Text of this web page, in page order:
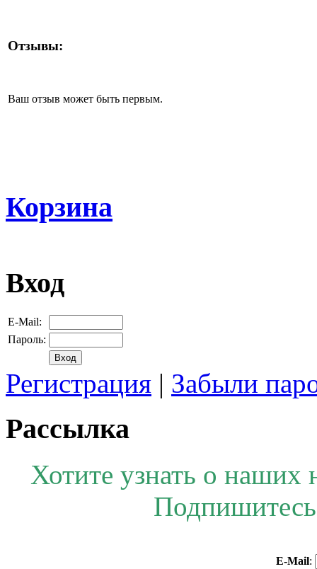
Отзывы:
Ваш отзыв может быть первым.
Корзина
Вход
E-Mail:
Пароль:
Регистрация | Забыли
Рассылка
Хотите узнать о наших
E-Mail: